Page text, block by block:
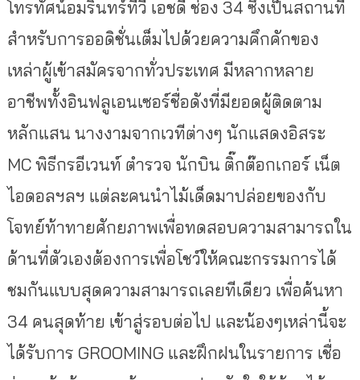
โทรทัศน์อมรินทร์ทีวี เอชดี ช่อง 34 ซึ่งเป็นสถานที่
สำหรับการออดิชั่นเต็มไปด้วยความคึกคักของ
เหล่าผู้เข้าสมัครจากทั่วประเทศ มีหลากหลาย
อาชีพทั้งอินฟลูเอนเซอร์ชื่อดังที่มียอดผู้ติดตาม
หลักแสน นางงามจากเวทีต่างๆ นักแสดงอิสระ
MC พิธีกรอีเวนท์ ตำรวจ นักบิน ติ๊กต๊อกเกอร์ เน็ต
ไอดอลฯลฯ แต่ละคนนำไม้เด็ดมาปล่อยของกับ
โจทย์ท้าทายศักยภาพเพื่อทดสอบความสามารถใน
ด้านที่ตัวเองต้องการเพื่อโชว์ให้คณะกรรมการได้
ชมกันแบบสุดความสามารถเลยทีเดียว เพื่อค้นหา
34 คนสุดท้าย เข้าสู่รอบต่อไป และน้องๆเหล่านี้จะ
ได้รับการ GROOMING และฝึกฝนในรายการ เชื่อ